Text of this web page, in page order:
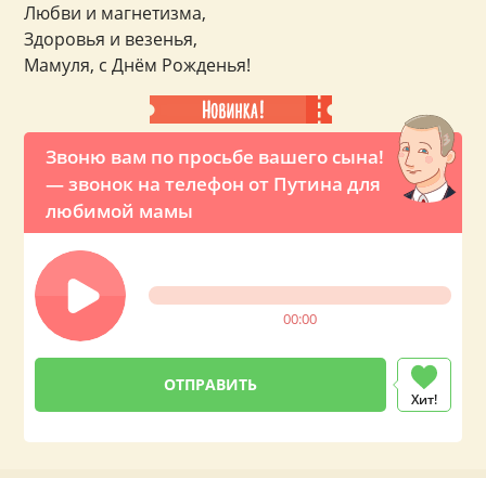
Звоню вам по просьбе вашего сына!
— звонок на телефон от Путина для
любимой мамы
00:00
Хит!
Любви и магнетизма,
Здоровья и везенья,
Мамуля, с Днём Рожденья!